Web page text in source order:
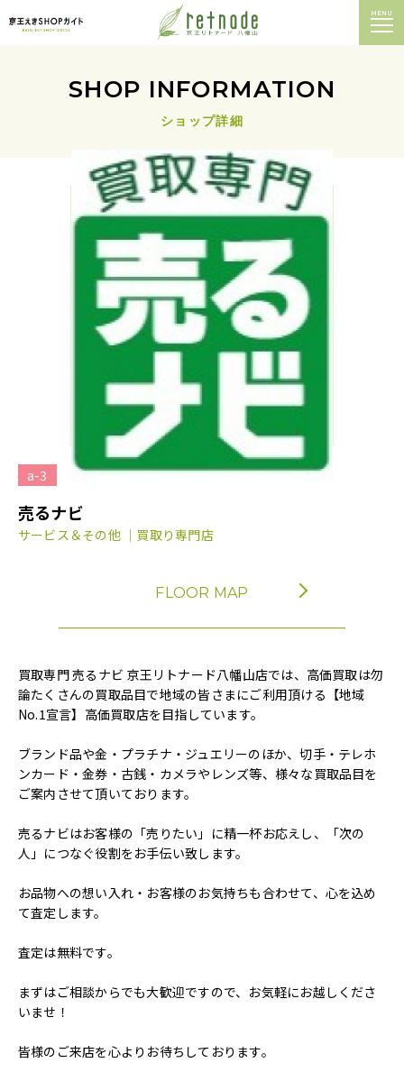
MENU
SHOP INFORMATION
ショップ詳細
a-3
売るナビ
サービス＆その他 ｜買取り専門店
FLOOR MAP
買取専門 売るナビ 京王リトナード八幡山店では、高価買取は勿
論たくさんの買取品目で地域の皆さまにご利用頂ける【地域
No.1宣言】高価買取店を目指しています。
ブランド品や金・プラチナ・ジュエリーのほか、切手・テレホ
ンカード・金券・古銭・カメラやレンズ等、様々な買取品目を
ご案内させて頂いております。
売るナビはお客様の「売りたい」に精一杯お応えし、「次の
人」につなぐ役割をお手伝い致します。
お品物への想い入れ・お客様のお気持ちも合わせて、心を込め
て査定します。
査定は無料です。
まずはご相談からでも大歓迎ですので、お気軽にお越しくださ
いませ！
皆様のご来店を心よりお待ちしております。